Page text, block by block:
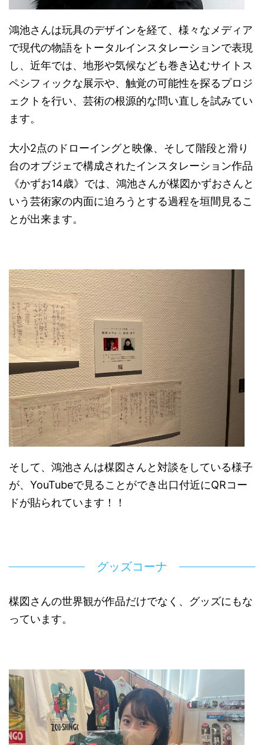
鴻池さんは玩具のデザインを経て、様々なメディア
で現代の物語をトータルインスタレーションで表現
し、近年では、地形や気候なども巻き込むサイトス
ペシフィックな展示や、触覚の可能性を探るプロジ
ェクトを行い、芸術の根源的な問い直しを試みてい
ます。
大小2点のドローイングと映像、そして階段と滑り
台のオブジェで構成されたインスタレーション作品
《かずお14歳》では、鴻池さんが楳図かずおさんと
いう芸術家の内面に迫ろうとする過程を垣間見るこ
とが出来ます。
そして、鴻池さんは楳図さんと対談をしている様子
が、YouTubeで見ることができ出口付近にQRコー
ドが貼られています！！
グッズコーナ
楳図さんの世界観が作品だけでなく、グッズにもな
っています。